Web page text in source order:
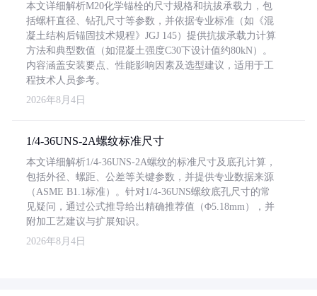
本文详细解析M20化学锚栓的尺寸规格和抗拔承载力，包
括螺杆直径、钻孔尺寸等参数，并依据专业标准（如《混
凝土结构后锚固技术规程》JGJ 145）提供抗拔承载力计算
方法和典型数值（如混凝土强度C30下设计值约80kN）。
内容涵盖安装要点、性能影响因素及选型建议，适用于工
程技术人员参考。
2026年8月4日
1/4-36UNS-2A螺纹标准尺寸
本文详细解析1/4-36UNS-2A螺纹的标准尺寸及底孔计算，
包括外径、螺距、公差等关键参数，并提供专业数据来源
（ASME B1.1标准）。针对1/4-36UNS螺纹底孔尺寸的常
见疑问，通过公式推导给出精确推荐值（Φ5.18mm），并
附加工艺建议与扩展知识。
2026年8月4日